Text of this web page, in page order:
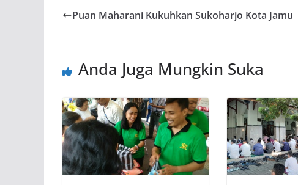
Puan Maharani Kukuhkan Sukoharjo Kota Jamu
Anda Juga Mungkin Suka